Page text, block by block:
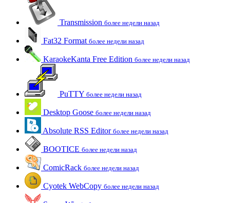
Transmission более недели назад
Fat32 Format более недели назад
KaraokeKanta Free Edition более недели назад
PuTTY более недели назад
Desktop Goose более недели назад
Absolute RSS Editor более недели назад
BOOTICE более недели назад
ComicRack более недели назад
Cyotek WebCopy более недели назад